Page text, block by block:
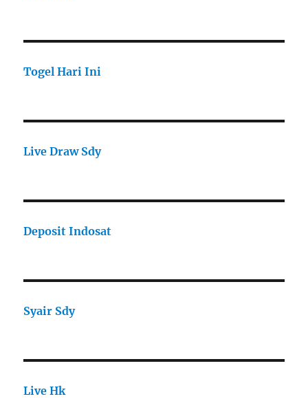
Togel Hari Ini
Live Draw Sdy
Deposit Indosat
Syair Sdy
Live Hk